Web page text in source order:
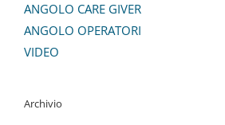
ANGOLO CARE GIVER
ANGOLO OPERATORI
VIDEO
Archivio